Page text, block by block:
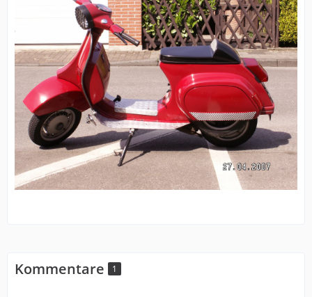
Kommentare 1